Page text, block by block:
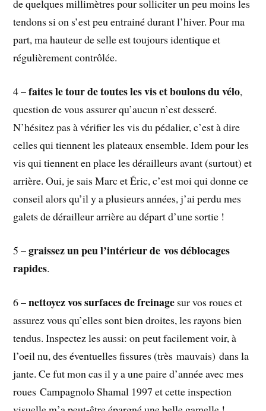
de quelques millimètres pour solliciter un peu moins les
tendons si on s’est peu entrainé durant l’hiver. Pour ma
part, ma hauteur de selle est toujours identique et
régulièrement contrôlée.
4 –faites le tour de toutes les vis et boulons du vélo,
question de vous assurer qu’aucun n’est desseré.
N’hésitez pas à vérifier les vis du pédalier, c’est à dire
celles qui tiennent les plateaux ensemble. Idem pour les
vis qui tiennent en place les dérailleurs avant (surtout) et
arrière. Oui, je sais Marc et Éric, c’est moi qui donne ce
conseil alors qu’il y a plusieurs années, j’ai perdu mes
galets de dérailleur arrière au départ d’une sortie !
5 –graissez un peu l’intérieur de vos déblocages
rapides.
6 –nettoyez vos surfaces de freinage sur vos roues et
assurez vous qu’elles sont bien droites, les rayons bien
tendus. Inspectez les aussi: on peut facilement voir, à
l’oeil nu, des éventuelles fissures (très mauvais) dans la
jante. Ce fut mon cas il y a une paire d’année avec mes
roues Campagnolo Shamal 1997 et cette inspection